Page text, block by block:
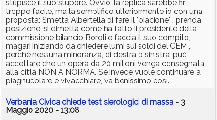
stupisce il suo stupore. Ovvio, la replica sarebbe fin
troppo facile, ma la semplifico ulteriormente io con una
proposta: Smetta Albertella di fare il "piacione" , prenda
posizione, si dimetta come ha fatto il presidente della
commissione bilancio Boroli e faccia il suo compito,
magari iniziando da chiedere lumi sui soldi del CEM ,
perché nessuna minoranza, di destra o sinistra, può
accettare che un opera da 20 milioni venga consegnata
alla città NON A NORMA. Se invece vuole continuare a
piagnucolare e vivacchiare, va benissimo così.
Verbania Civica chiede test sierologici di massa - 3
Maggio 2020 - 13:08